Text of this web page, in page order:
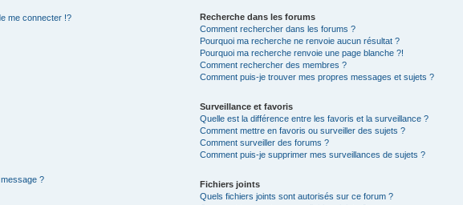
me connecter !?
?
Recherche dans les forums
Comment rechercher dans les forums ?
Pourquoi ma recherche ne renvoie aucun résultat ?
Pourquoi ma recherche renvoie une page blanche ?!
Comment rechercher des membres ?
Comment puis-je trouver mes propres messages et sujets ?
Surveillance et favoris
Quelle est la différence entre les favoris et la surveillance ?
Comment mettre en favoris ou surveiller des sujets ?
Comment surveiller des forums ?
Comment puis-je supprimer mes surveillances de sujets ?
Fichiers joints
Quels fichiers joints sont autorisés sur ce forum ?